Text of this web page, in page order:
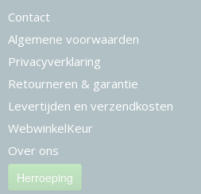
Contact
Algemene voorwaarden
Privacyverklaring
Retourneren & garantie
Levertijden en verzendkosten
WebwinkelKeur
Over ons
Herroeping